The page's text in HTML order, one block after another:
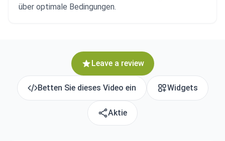
über optimale Bedingungen.
Leave a review
Betten Sie dieses Video ein Widgets
Aktie